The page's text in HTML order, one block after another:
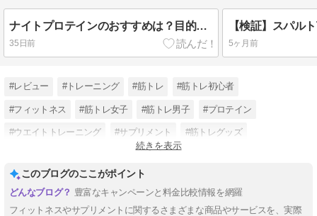
ナイトプロテインのおすすめは？目的別サプリの選び方を徹底解説
35日前 5ヶ月前
#レビュー #トレーニング #筋トレ #筋トレ初心者
#フィットネス #筋トレ女子 #筋トレ男子 #プロテイン
#ウエイトトレーニング #サプリメント #筋トレグッズ
続きを表示
このブログのここがポイント
豊富なキャンペーンと料金比較情報を網羅
フィットネスやサプリメントに関するさまざまな商品やサービスを、実際